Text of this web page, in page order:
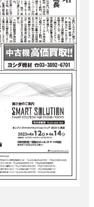
2022 検査・校正特集
鑑
ポリシー